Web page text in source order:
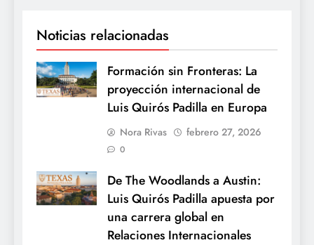
Noticias relacionadas
Formación sin Fronteras: La
proyección internacional de
Luis Quirós Padilla en Europa
Nora Rivas febrero 27, 2026
0
De The Woodlands a Austin:
Luis Quirós Padilla apuesta por
una carrera global en
Relaciones Internacionales